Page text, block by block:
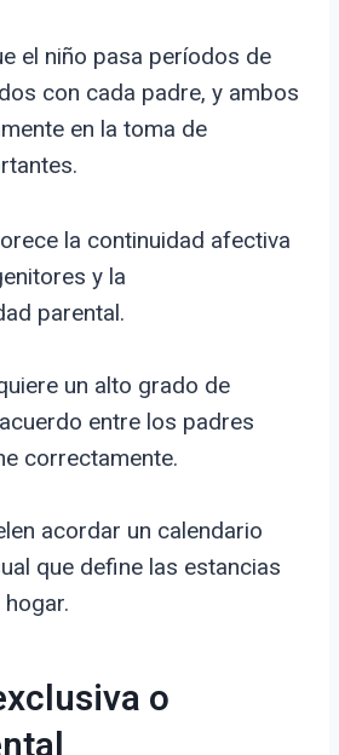
el niño pasa períodos de
con cada padre, y ambos
en la toma de
la continuidad afectiva
y la
parental.
un alto grado de
entre los padres
correctamente.
acordar un calendario
que define las estancias
o